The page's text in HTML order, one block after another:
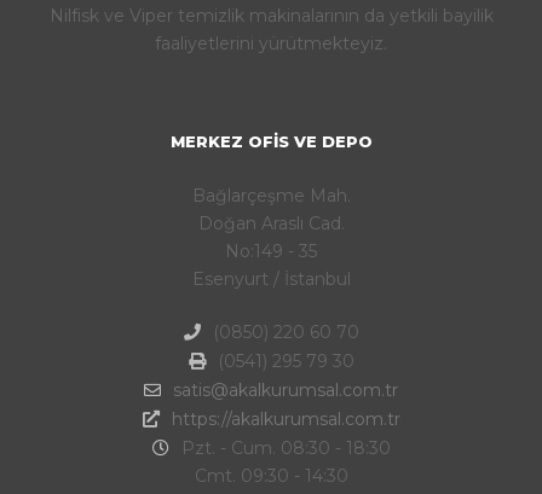
Nilfisk ve Viper temizlik makinalarının da yetkili bayilik
faaliyetlerini yürütmekteyiz.
MERKEZ OFIS VE DEPO
Bağlarçeşme Mah.
Doğan Araslı Cad.
No:149 - 35
Esenyurt / İstanbul
(0850) 220 60 70
(0541) 295 79 30
satis@akalkurumsal.com.tr
https://akalkurumsal.com.tr
Pzt. - Cum. 08:30 - 18:30
Cmt. 09:30 - 14:30